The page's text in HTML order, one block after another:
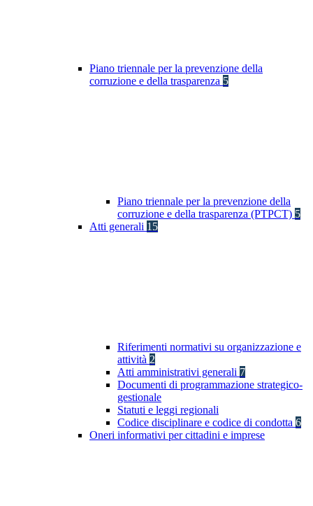
Piano triennale per la prevenzione della
corruzione e della trasparenza 5
Piano triennale per la prevenzione della
corruzione e della trasparenza (PTPCT) 5
Atti generali 15
Riferimenti normativi su organizzazione e
attività 2
Atti amministrativi generali 7
Documenti di programmazione strategico-
gestionale
Statuti e leggi regionali
Codice disciplinare e codice di condotta 6
Oneri informativi per cittadini e imprese